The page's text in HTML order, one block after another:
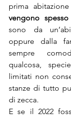
vengono
sono da
oppure dalla
sempre
qualcosa,
limitati non
stanze di tutto
di zecca.
E se il 2022